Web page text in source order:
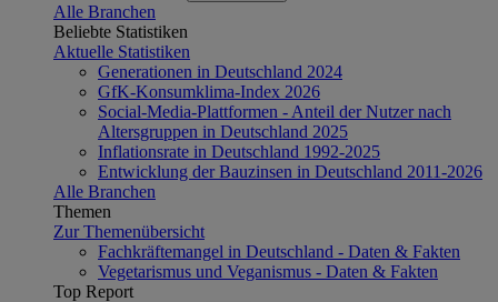
Alle Branchen
Beliebte Statistiken
Aktuelle Statistiken
Generationen in Deutschland 2024
GfK-Konsumklima-Index 2026
Social-Media-Plattformen - Anteil der Nutzer nach
Altersgruppen in Deutschland 2025
Inflationsrate in Deutschland 1992-2025
Entwicklung der Bauzinsen in Deutschland 2011-2026
Alle Branchen
Themen
Zur Themenübersicht
Fachkräftemangel in Deutschland - Daten & Fakten
Vegetarismus und Veganismus - Daten & Fakten
Top Report